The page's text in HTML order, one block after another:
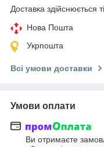
Доставка здійснюється
Нова Пошта
Укрпошта
Всі умови доставки
Умови оплати
Ви отримаєте